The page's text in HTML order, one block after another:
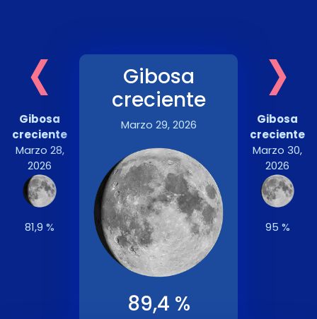
‹
Gibosa
creciente
Marzo 28,
2026
81,9 %
Gibosa
creciente
Marzo 29, 2026
89,4 %
›
Gibosa
creciente
Marzo 30,
2026
95 %